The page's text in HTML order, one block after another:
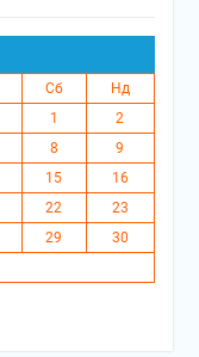
Сб
Нд
1
2
8
9
15
16
22
23
29
30